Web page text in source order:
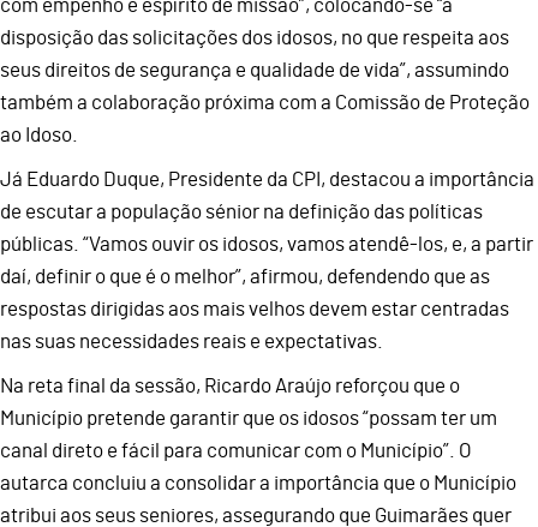
com empenho e espírito de missão”, colocando-se “à
disposição das solicitações dos idosos, no que respeita aos
seus direitos de segurança e qualidade de vida”, assumindo
também a colaboração próxima com a Comissão de Proteção
ao Idoso.
Já Eduardo Duque, Presidente da CPI, destacou a importância
de escutar a população sénior na definição das políticas
públicas. “Vamos ouvir os idosos, vamos atendê-los, e, a partir
daí, definir o que é o melhor”, afirmou, defendendo que as
respostas dirigidas aos mais velhos devem estar centradas
nas suas necessidades reais e expectativas.
Na reta final da sessão, Ricardo Araújo reforçou que o
Município pretende garantir que os idosos “possam ter um
canal direto e fácil para comunicar com o Município”. O
autarca concluiu a consolidar a importância que o Município
atribui aos seus seniores, assegurando que Guimarães quer